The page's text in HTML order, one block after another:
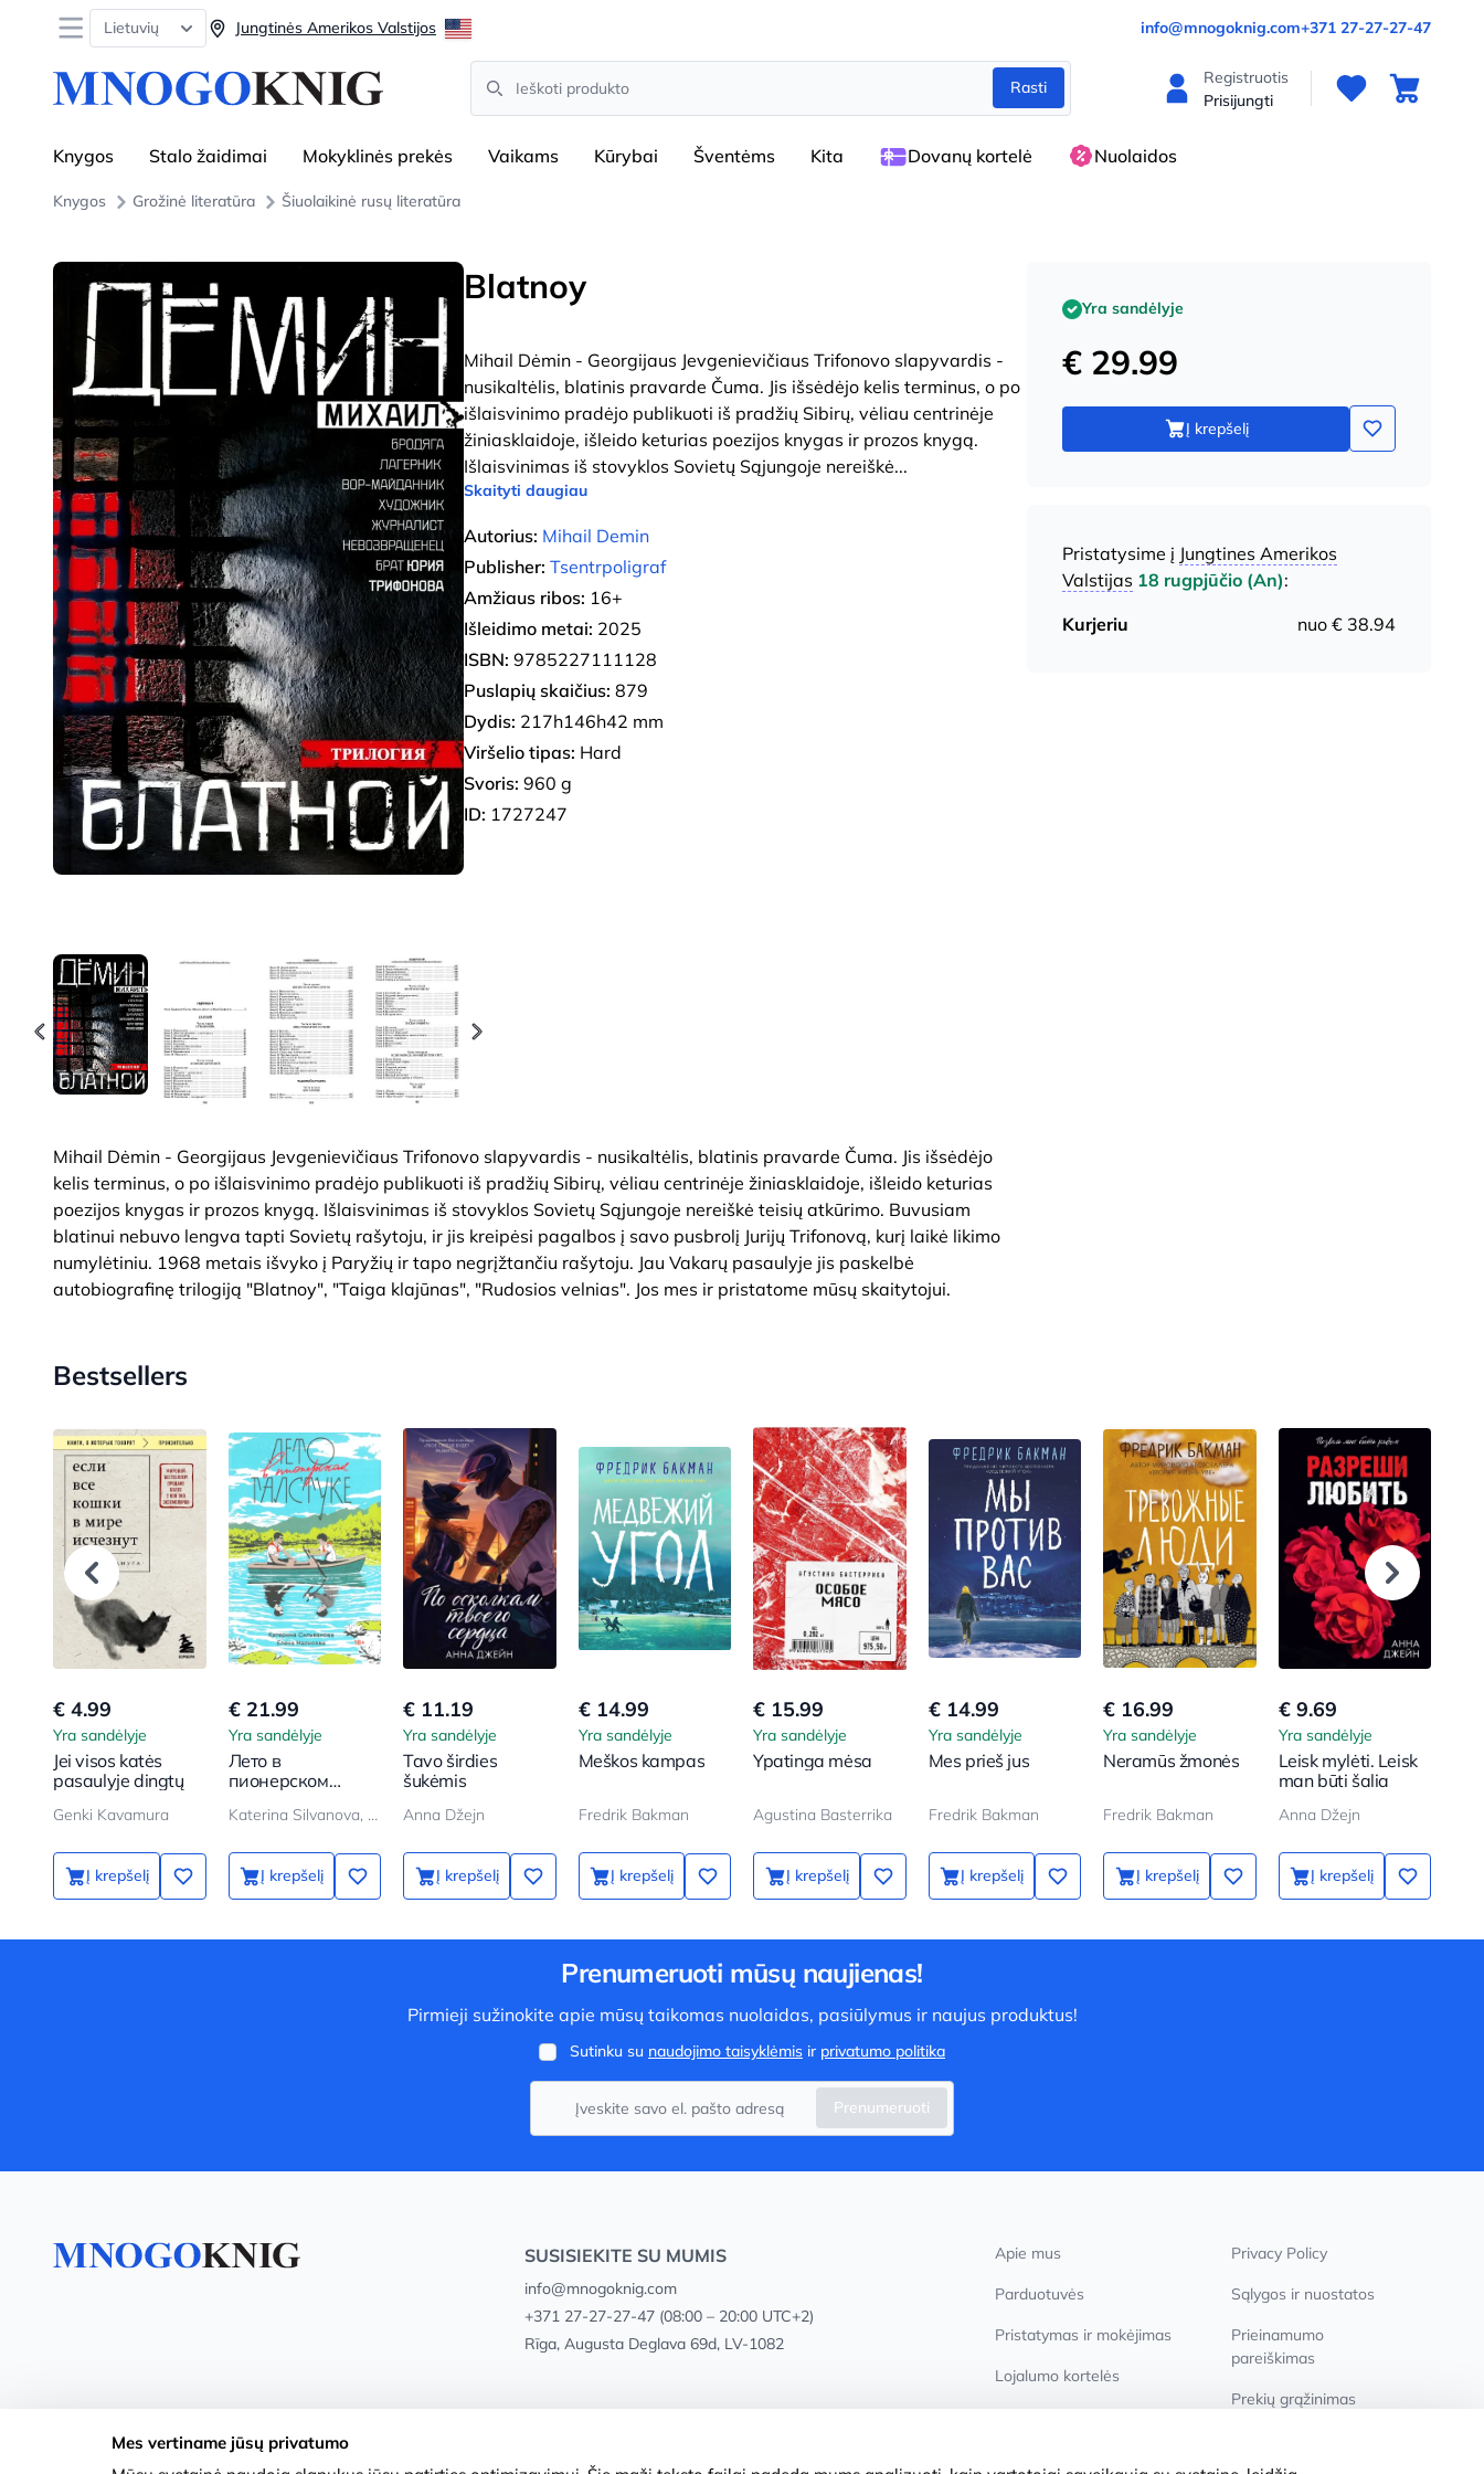
Open menu
Lietuvių Jungtinės Amerikos Valstijos info@mnogoknig.com+371 27-27-27-47
Search
Rasti
Registruotis
Prisijungti
Knygos Stalo žaidimai Mokyklinės prekės Vaikams Kūrybai Šventėms Kita Dovanų kortelė Nuolaidos
Knygos Grožinė literatūra Šiuolaikinė rusų literatūra
Blatnoy
Mihail Dėmin - Georgijaus Jevgenievičiaus Trifonovo slapyvardis -
nusikaltėlis, blatinis pravarde Čuma. Jis išsėdėjo kelis terminus, o po
išlaisvinimo pradėjo publikuoti iš pradžių Sibirų, vėliau centrinėje
žiniasklaidoje, išleido keturias poezijos knygas ir prozos knygą.
Išlaisvinimas iš stovyklos Sovietų Sąjungoje nereiškė...
Skaityti daugiau
Autorius: Mihail Demin
Publisher: Tsentrpoligraf
Amžiaus ribos: 16+
Išleidimo metai: 2025
ISBN: 9785227111128
Puslapių skaičius: 879
Dydis: 217h146h42 mm
Viršelio tipas: Hard
Svoris: 960 g
ID: 1727247
Mihail Dėmin - Georgijaus Jevgenievičiaus Trifonovo slapyvardis - nusikaltėlis, blatinis pravarde Čuma. Jis išsėdėjo
kelis terminus, o po išlaisvinimo pradėjo publikuoti iš pradžių Sibirų, vėliau centrinėje žiniasklaidoje, išleido keturias
poezijos knygas ir prozos knygą. Išlaisvinimas iš stovyklos Sovietų Sąjungoje nereiškė teisių atkūrimo. Buvusiam
blatinui nebuvo lengva tapti Sovietų rašytoju, ir jis kreipėsi pagalbos į savo pusbrolį Jurijų Trifonovą, kurį laikė likimo
numylėtiniu. 1968 metais išvyko į Paryžių ir tapo negrįžtančiu rašytoju. Jau Vakarų pasaulyje jis paskelbė
autobiografinę trilogiją "Blatnoy", "Taiga klajūnas", "Rudosios velnias". Jos mes ir pristatome mūsų skaitytojui.
Yra sandėlyje
€ 29.99
Į krepšelį
Pristatysime į Jungtines Amerikos
Valstijas 18 rugpjūčio (An):
Kurjeriu
nuo € 38.94
Bestsellers
€ 4.99
Yra sandėlyje
Jei visos katės
pasaulyje dingtų
Genki Kavamura
Į krepšelį
€ 21.99
Yra sandėlyje
Лето в
пионерском
Katerina Silvanova, Elena Malisova
Į krepšelį
€ 11.19
Yra sandėlyje
Tavo širdies
šukėmis
Anna Džejn
Į krepšelį
€ 14.99
Yra sandėlyje
Meškos kampas
Fredrik Bakman
Į krepšelį
€ 15.99
Yra sandėlyje
Ypatinga mėsa
Agustina Basterrika
Į krepšelį
€ 14.99
Yra sandėlyje
Mes prieš jus
Fredrik Bakman
Į krepšelį
€ 16.99
Yra sandėlyje
Neramūs žmonės
Fredrik Bakman
Į krepšelį
€ 9.69
Yra sandėlyje
Leisk mylėti. Leisk
man būti šalia
Anna Džejn
Į krepšelį
Prenumeruoti mūsų naujienas!
Pirmieji sužinokite apie mūsų taikomas nuolaidas, pasiūlymus ir naujus produktus!
Sutinku su naudojimo taisyklėmis ir privatumo politika
Prenumeruoti
SUSISIEKITE SU MUMIS
info@mnogoknig.com
+371 27-27-27-47(08:00 – 20:00 UTC+2)
Rīga, Augusta Deglava 69d, LV-1082
Apie mus
Parduotuvės
Pristatymas ir mokėjimas
Lojalumo kortelės
Privacy Policy
Sąlygos ir nuostatos
Prieinamumo
pareiškimas
Prekių grąžinimas
Mes vertiname jūsų privatumo